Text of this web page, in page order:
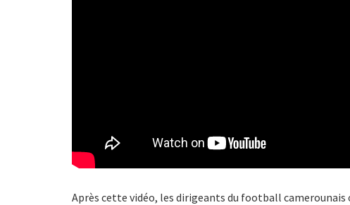
Après cette vidéo, les dirigeants du football camerounais